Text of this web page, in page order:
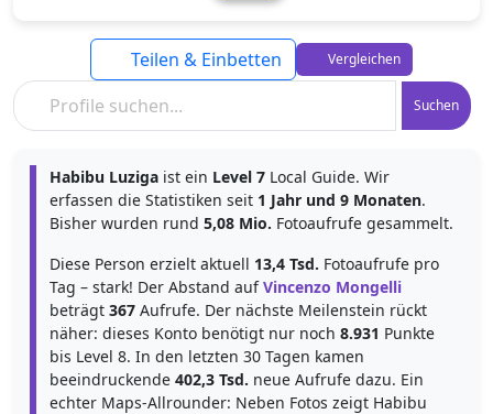
Suchen
Teilen & Einbetten Vergleichen
Habibu Luziga ist ein Level 7 Local Guide. Wir
erfassen die Statistiken seit 1 Jahr und 9 Monaten.
Bisher wurden rund 5,08 Mio. Fotoaufrufe gesammelt.
Diese Person erzielt aktuell 13,4 Tsd. Fotoaufrufe pro
Tag – stark! Der Abstand aufVincenzo Mongelli
beträgt 367 Aufrufe. Der nächste Meilenstein rückt
näher: dieses Konto benötigt nur noch 8.931 Punkte
bis Level 8. In den letzten 30 Tagen kamen
beeindruckende 402,3 Tsd. neue Aufrufe dazu. Ein
echter Maps-Allrounder: Neben Fotos zeigt Habibu